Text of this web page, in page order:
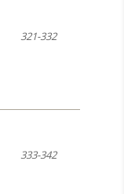
321-332
333-342